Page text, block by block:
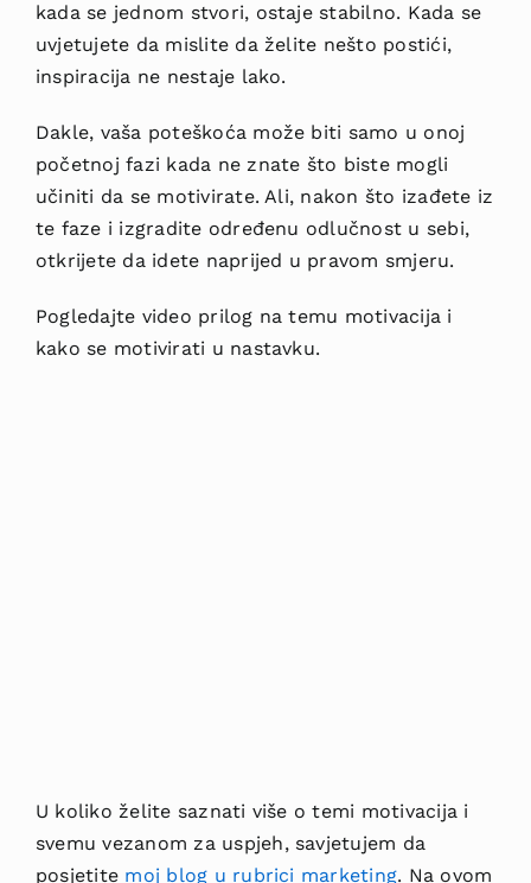
kada se jednom stvori, ostaje stabilno. Kada se
uvjetujete da mislite da želite nešto postići,
inspiracija ne nestaje lako.
Dakle, vaša poteškoća može biti samo u onoj
početnoj fazi kada ne znate što biste mogli
učiniti da se motivirate. Ali, nakon što izađete iz
te faze i izgradite određenu odlučnost u sebi,
otkrijete da idete naprijed u pravom smjeru.
Pogledajte video prilog na temu motivacija i
kako se motivirati u nastavku.
U koliko želite saznati više o temi motivacija i
svemu vezanom za uspjeh, savjetujem da
posjetite moj blog u rubrici marketing. Na ovom